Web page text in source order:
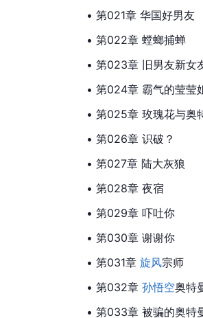
• 第021章 华国好男友
• 第022章 螳螂捕蝉
• 第023章 旧男友新女
• 第024章 霸气的莹莹
• 第025章 玫瑰花与奥
• 第026章 识破？
• 第027章 陆大灰狼
• 第028章 夜宿
• 第029章 吓吐你
• 第030章 谢谢你
• 第031章 旋风宗师
• 第032章 孙悟空奥特
• 第033章 被骗的奥特